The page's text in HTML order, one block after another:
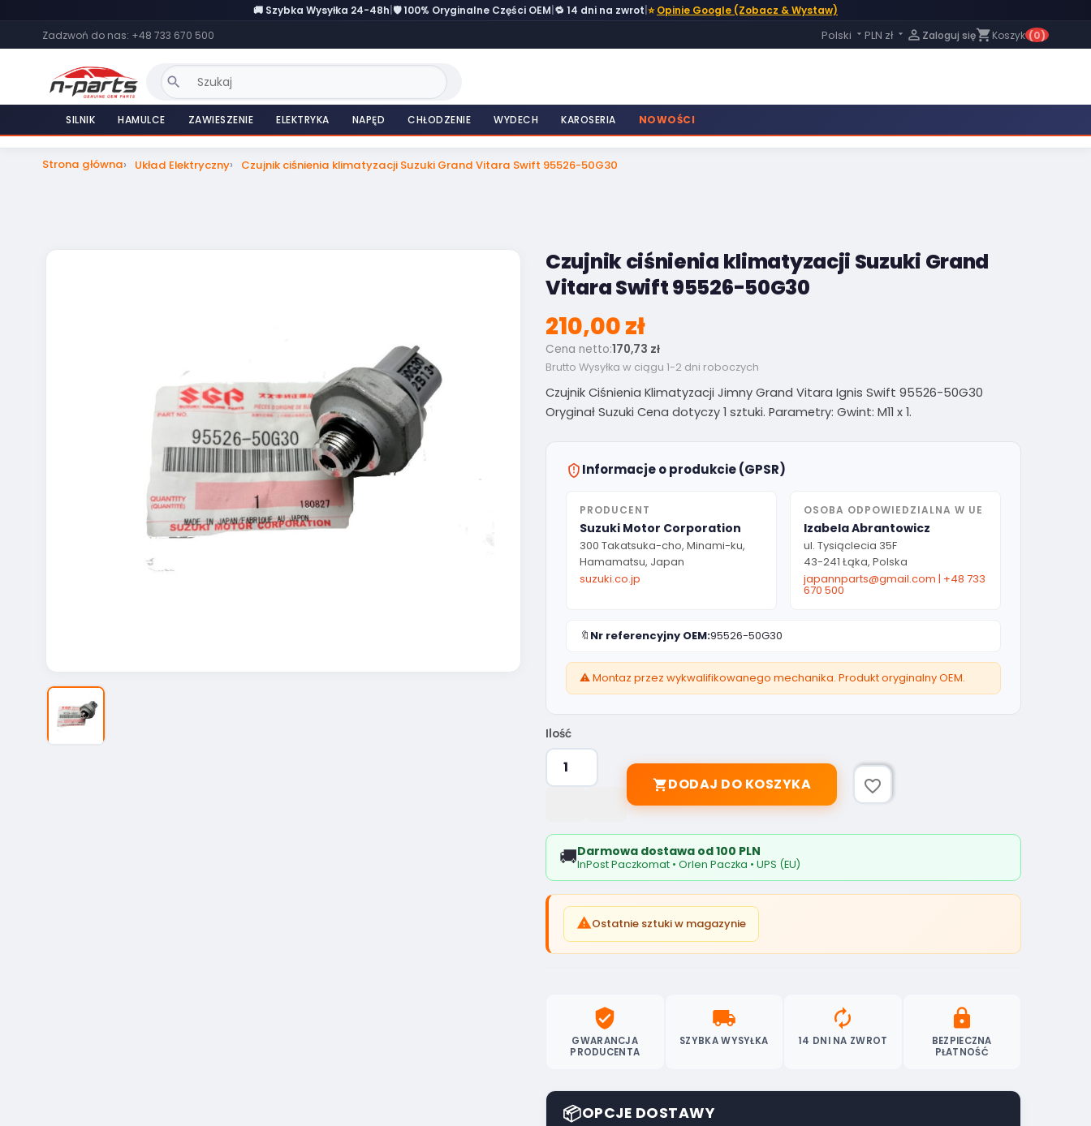
🚚 Szybka Wysyłka 24-48h 🛡️ 100% Oryginalne Części OEM 🔁 14 dni na zwrot ⭐Opinie Google (Zobacz & Wystaw)
Zadzwoń do nas: +48 733 670 500 Język:
Polski  PLN zł   Zaloguj sięshopping_cartKoszyk (0)
search
SILNIK HAMULCE ZAWIESZENIE ELEKTRYKA NAPĘD CHŁODZENIE WYDECH KAROSERIA NOWOŚCI
Strona główna Układ Elektryczny Czujnik ciśnienia klimatyzacji Suzuki Grand Vitara Swift 95526-50G30
Czujnik ciśnienia klimatyzacji Suzuki Grand
Vitara Swift 95526-50G30
210,00 zł
Cena netto:170,73 zł
Brutto Wysyłka w ciągu 1-2 dni roboczych
Czujnik Ciśnienia Klimatyzacji Jimny Grand Vitara Ignis Swift 95526-50G30
Oryginał Suzuki Cena dotyczy 1 sztuki. Parametry: Gwint: M11 x 1.
Informacje o produkcie (GPSR)
PRODUCENT
Suzuki Motor Corporation
300 Takatsuka-cho, Minami-ku,
Hamamatsu, Japan
suzuki.co.jp
OSOBA ODPOWIEDZIALNA W UE
Izabela Abrantowicz
ul. Tysiąclecia 35F
43-241 Łąka, Polska
japannparts@gmail.com | +48 733
670 500
🔖 Nr referencyjny OEM:95526-50G30
⚠️ Montaz przez wykwalifikowanego mechanika. Produkt oryginalny OEM.
Ilość
DODAJ DO KOSZYKA favorite_border
🚚Darmowa dostawa od 100 PLN
InPost Paczkomat • Orlen Paczka • UPS (EU)
Ostatnie sztuki w magazynie
verified_user
GWARANCJA
PRODUCENTA
local_shipping
SZYBKA WYSYŁKA
autorenew
14 DNI NA ZWROT
lock
BEZPIECZNA
PŁATNOŚĆ
📦OPCJE DOSTAWY